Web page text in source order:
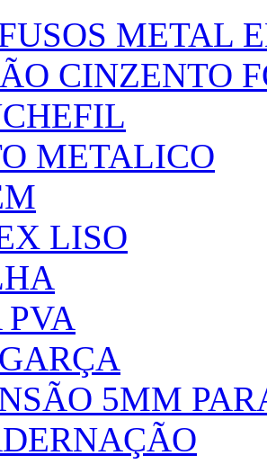
METAL
CINZENTO
METALICO
LISO
5MM